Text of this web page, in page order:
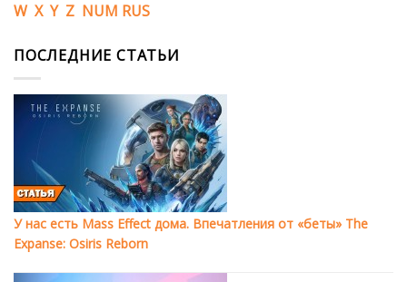
W X Y Z NUM RUS
ПОСЛЕДНИЕ СТАТЬИ
У нас есть Mass Effect дома. Впечатления от «беты» The
Expanse: Osiris Reborn